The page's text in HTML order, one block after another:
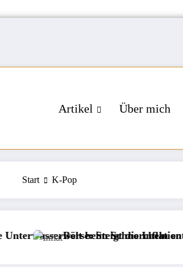
Artikel Über mich
Start K-Pop
beim Schnorcheln entdecken
Börse: Steigt die Inflation wieder?